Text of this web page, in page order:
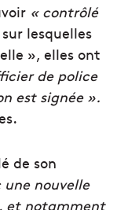
« contrôlé
sur lesquelles
», elles ont
de police
est signée ».
de son
une nouvelle
et notamment